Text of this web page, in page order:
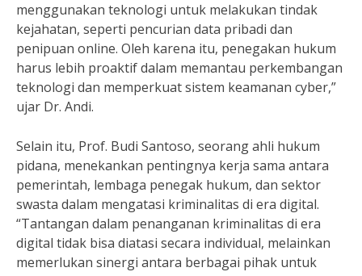
menggunakan teknologi untuk melakukan tindak
kejahatan, seperti pencurian data pribadi dan
penipuan online. Oleh karena itu, penegakan hukum
harus lebih proaktif dalam memantau perkembangan
teknologi dan memperkuat sistem keamanan cyber,”
ujar Dr. Andi.
Selain itu, Prof. Budi Santoso, seorang ahli hukum
pidana, menekankan pentingnya kerja sama antara
pemerintah, lembaga penegak hukum, dan sektor
swasta dalam mengatasi kriminalitas di era digital.
“Tantangan dalam penanganan kriminalitas di era
digital tidak bisa diatasi secara individual, melainkan
memerlukan sinergi antara berbagai pihak untuk